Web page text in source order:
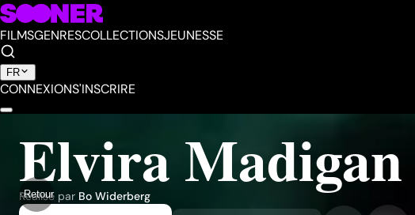
FILMSGENRESCOLLECTIONSJEUNESSE
FR
CONNEXIONS'INSCRIRE
Retour
Elvira Madigan
Réalisé par Bo Widerberg